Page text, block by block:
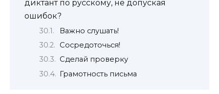
диктант по русскому, не допуская
ошибок?
Важно слушать!
Сосредоточься!
Сделай проверку
Грамотность письма